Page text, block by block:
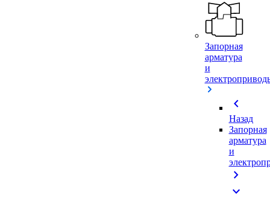
Запорная
арматура
и
chevron_left
Назад
Запорная
арматура
и
chevron_right
expand_more